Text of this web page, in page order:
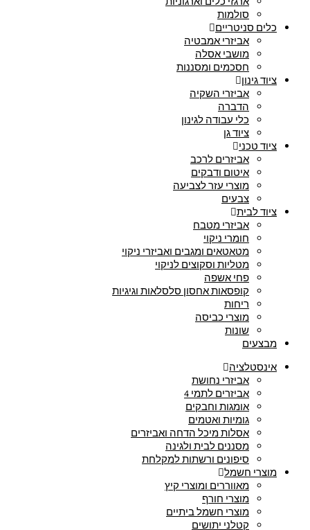
סולמות
כלים סניטריים
אביזרי אמבטיה
מושבי אסלה
חסכמים ומסננות
ציוד גינון
אביזרי השקיה
הדברה
כלי עבודה לגינון
ציוד גן
ציוד טכני
אביזרים לרכב
איטום ודבקים
מוצרי עזר לצביעה
צבעים
ציוד לבית
אביזרי מטבח
חומרי ניקוי
מטאטאים ומגבים ואביזרי ניקוי
מטליות וסקוצים לניקוי
פחי אשפה
קופסאות אחסון סלסלאות וגיגיות
ריחות
מוצרי כביסה
שונות
מבצעים
אינסטלציה
אביזרי נחושת
אביזרים לתמי 4
אומגות וחבקים
גומיות ואטמים
אסלות מיכל הדחה ואביזרים
מסננים לבית ולגינה
סיפונים ורשתות למקלחת
מוצרי חשמל
מאווררים ומוצרי קיץ
מוצרי חורף
מוצרי חשמל ביתיים
קטלני יתושים